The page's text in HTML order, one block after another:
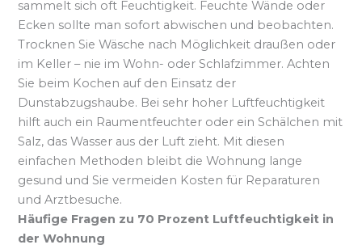
sammelt sich oft Feuchtigkeit. Feuchte Wände oder
Ecken sollte man sofort abwischen und beobachten.
Trocknen Sie Wäsche nach Möglichkeit draußen oder
im Keller – nie im Wohn- oder Schlafzimmer. Achten
Sie beim Kochen auf den Einsatz der
Dunstabzugshaube. Bei sehr hoher Luftfeuchtigkeit
hilft auch ein Raumentfeuchter oder ein Schälchen mit
Salz, das Wasser aus der Luft zieht. Mit diesen
einfachen Methoden bleibt die Wohnung lange
gesund und Sie vermeiden Kosten für Reparaturen
und Arztbesuche.
Häufige Fragen zu 70 Prozent Luftfeuchtigkeit in
der Wohnung